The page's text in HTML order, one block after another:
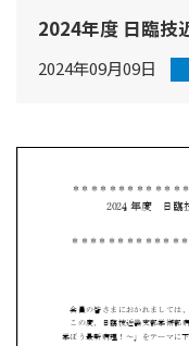
2024年度 日臨
2024年09月09日